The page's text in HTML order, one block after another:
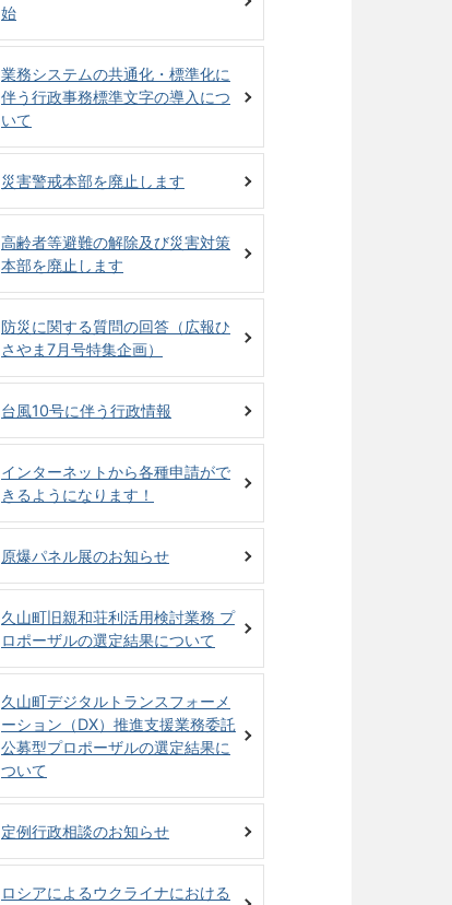
始
業務システムの共通化・標準化に
伴う行政事務標準文字の導入につ
いて
災害警戒本部を廃止します
高齢者等避難の解除及び災害対策
本部を廃止します
防災に関する質問の回答（広報ひ
さやま7月号特集企画）
台風10号に伴う行政情報
インターネットから各種申請がで
きるようになります！
原爆パネル展のお知らせ
久山町旧親和荘利活用検討業務 プ
ロポーザルの選定結果について
久山町デジタルトランスフォーメ
ーション（DX）推進支援業務委託
公募型プロポーザルの選定結果に
ついて
定例行政相談のお知らせ
ロシアによるウクライナにおける